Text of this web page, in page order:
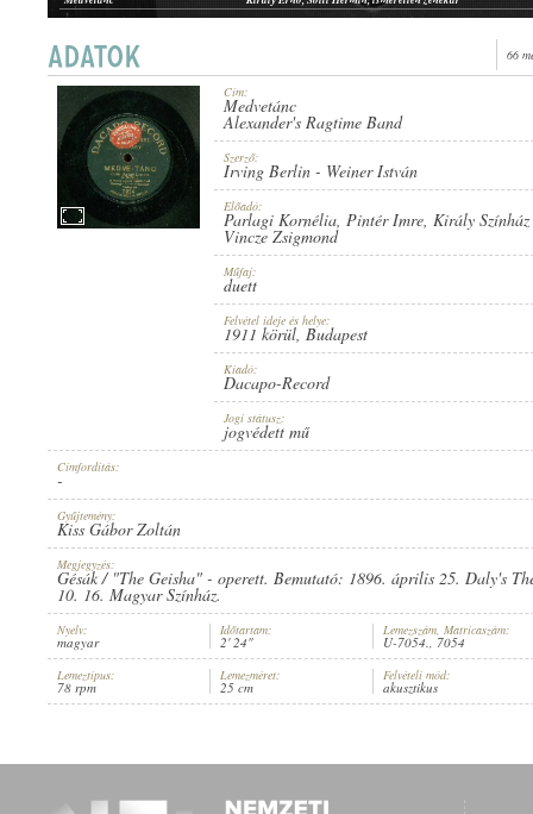
ELŐADÓ:PARLAGI KORNÉLIA,PINTÉR IMRE,KIRÁLY SZÍNHÁZ ZENEKARA,
MEGJELENÉS IDEJE: 1911 KÖRÜL
LEMEZSZÁM:
Medvetánc
Banda Marci ifj. cigányzenekara
66
Cím:
Medvetánc
Alexander's Ragtime Band
Szerző:
Irving Berlin - Weiner István
Előadó:
Parlagi Kornélia, Pintér Imre, Király Színház
Vincze Zsigmond
Műfaj:
duett
Felvétel ideje és helye:
1911 körül, Budapest
Kiadó:
Dacapo-Record
Jogi státusz:
jogvédett mű
Címfordítás:
-
Gyűjtemény:
Kiss Gábor Zoltán
Megjegyzés:
Gésák / "The Geisha" - operett. Bemutató: 1896. április 25. Daly's
10. 16. Magyar Színház.
Nyelv:
magyar
Időtartam:
2' 24"
Lemezszám, Matricaszám:
U-7054., 7054
Lemeztípus:
78 rpm
Lemezméret:
25 cm
Felvételi mód:
akusztikus